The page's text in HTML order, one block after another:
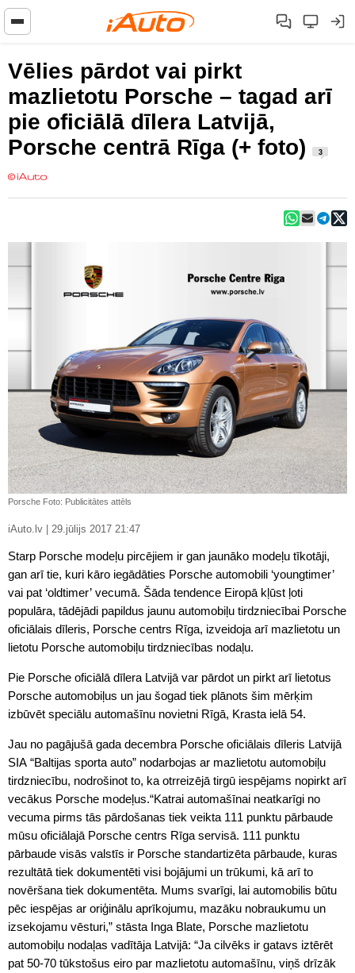
Vēlies pārdot vai pirkt
mazlietotu Porsche – tagad arī
pie oficiālā dīlera Latvijā,
Porsche centrā Rīga (+ foto)
3
Porsche Foto: Publicitātes attēls
iAuto.lv | 29.jūlijs 2017 21:47
Starp Porsche modeļu pircējiem ir gan jaunāko modeļu tīkotāji,
gan arī tie, kuri kāro iegādāties Porsche automobili ‘youngtimer’
vai pat ‘oldtimer’ vecumā. Šāda tendence Eiropā kļūst ļoti
populāra, tādējādi papildus jaunu automobiļu tirdzniecībai Porsche
oficiālais dīleris, Porsche centrs Rīga, izveidoja arī mazlietotu un
lietotu Porsche automobiļu tirdzniecības nodaļu.
Pie Porsche oficiālā dīlera Latvijā var pārdot un pirkt arī lietotus
Porsche automobiļus un jau šogad tiek plānots šim mērķim
izbūvēt speciālu automašīnu novietni Rīgā, Krasta ielā 54.
Jau no pagājušā gada decembra Porsche oficiālais dīleris Latvijā
SIA “Baltijas sporta auto” nodarbojas ar mazlietotu automobiļu
tirdzniecību, nodrošinot to, ka otrreizējā tirgū iespējams nopirkt arī
vecākus Porsche modeļus.“Katrai automašīnai neatkarīgi no
vecuma pirms tās pārdošanas tiek veikta 111 punktu pārbaude
mūsu oficiālajā Porsche centrs Rīga servisā. 111 punktu
pārbaude visās valstīs ir Porsche standartizēta pārbaude, kuras
rezultātā tiek dokumentēti visi bojājumi un trūkumi, kā arī to
novēršana tiek dokumentēta. Mums svarīgi, lai automobilis būtu
pēc iespējas ar oriģinālu aprīkojumu, mazāku nobraukumu un
izsekojamu vēsturi,” stāsta Inga Blate, Porsche mazlietotu
automobiļu nodaļas vadītāja Latvijā: “Ja cilvēks ir gatavs iztērēt
pat 50-70 tūkstošus eiro par mazlietotu automašīnu, viņš drīzāk